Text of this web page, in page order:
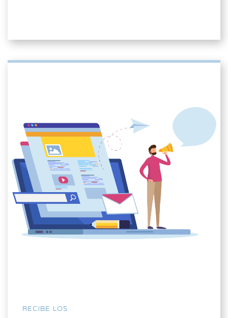
RECIBE LOS